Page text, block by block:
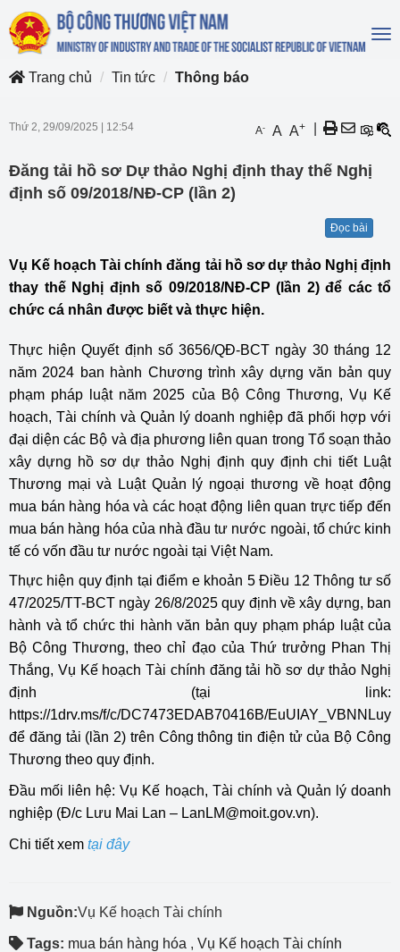
Trang chủ
Tin tức Thông báo
Thứ 2, 29/09/2025 12:54 A- A A+
Đăng tải hồ sơ Dự thảo Nghị định thay thế Nghị
định số 09/2018/NĐ-CP (lần 2)
Đọc bài
Vụ Kế hoạch Tài chính đăng tải hồ sơ dự thảo Nghị định
thay thế Nghị định số 09/2018/NĐ-CP (lần 2) để các tổ
chức cá nhân được biết và thực hiện.
Thực hiện Quyết định số 3656/QĐ-BCT ngày 30 tháng 12
năm 2024 ban hành Chương trình xây dựng văn bản quy
phạm pháp luật năm 2025 của Bộ Công Thương, Vụ Kế
hoạch, Tài chính và Quản lý doanh nghiệp đã phối hợp với
đại diện các Bộ và địa phương liên quan trong Tổ soạn thảo
xây dựng hồ sơ dự thảo Nghị định quy định chi tiết Luật
Thương mại và Luật Quản lý ngoại thương về hoạt động
mua bán hàng hóa và các hoạt động liên quan trực tiếp đến
mua bán hàng hóa của nhà đầu tư nước ngoài, tổ chức kinh
tế có vốn đầu tư nước ngoài tại Việt Nam.
Thực hiện quy định tại điểm e khoản 5 Điều 12 Thông tư số
47/2025/TT-BCT ngày 26/8/2025 quy định về xây dựng, ban
hành và tổ chức thi hành văn bản quy phạm pháp luật của
Bộ Công Thương, theo chỉ đạo của Thứ trưởng Phan Thị
Thắng, Vụ Kế hoạch Tài chính đăng tải hồ sơ dự thảo Nghị
định (tại link:
https://1drv.ms/f/c/DC7473EDAB70416B/
để đăng tải (lần 2) trên Công thông tin điện tử của Bộ Công
Thương theo quy định.
Đầu mối liên hệ: Vụ Kế hoạch, Tài chính và Quản lý doanh
nghiệp (Đ/c Lưu Mai Lan – LanLM@moit.gov.vn).
Chi tiết xem tại đây
Nguồn:Vụ Kế hoạch Tài chính
Tags: mua bán hàng hóa , Vụ Kế hoạch Tài chính